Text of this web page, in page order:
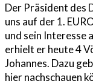
Der Präsident des
uns auf der 1.
und sein Interesse
erhielt er heute 4
Johannes. Dazu
hier nachschauen